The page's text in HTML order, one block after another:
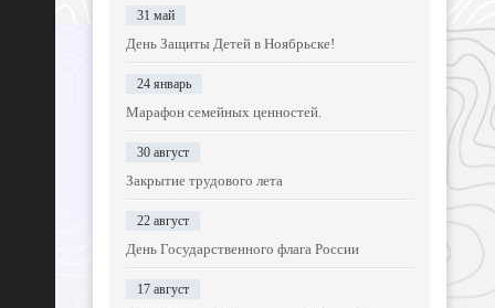
31 май
День Защиты Детей в Ноябрьске!
24 январь
Марафон семейных ценностей.
30 август
Закрытие трудового лета
22 август
День Государственного флага России
17 август